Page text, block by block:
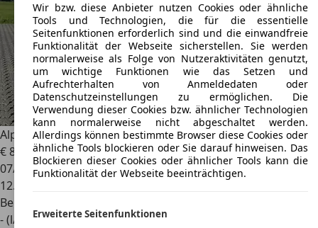
Alpina B3B3 Touring Biturbo Switch-Tronic Allrad
€ 85.9001
07/2024
12.353 km
Benzin
- (l/100 km)
Wir bzw. diese Anbieter nutzen Cookies oder ähnliche
Tools und Technologien, die für die essentielle
Seitenfunktionen erforderlich sind und die einwandfreie
Funktionalität der Webseite sicherstellen. Sie werden
normalerweise als Folge von Nutzeraktivitäten genutzt,
um wichtige Funktionen wie das Setzen und
Aufrechterhalten von Anmeldedaten oder
Datenschutzeinstellungen zu ermöglichen. Die
Verwendung dieser Cookies bzw. ähnlicher Technologien
kann normalerweise nicht abgeschaltet werden.
Allerdings können bestimmte Browser diese Cookies oder
ähnliche Tools blockieren oder Sie darauf hinweisen. Das
Blockieren dieser Cookies oder ähnlicher Tools kann die
Funktionalität der Webseite beeinträchtigen.
Erweiterte Seitenfunktionen